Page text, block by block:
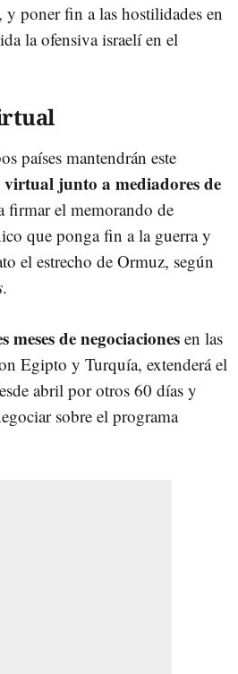
poner fin a las hostilidades en
la ofensiva israelí en el
países mantendrán este
junto a mediadores de
firmar el memorando de
que ponga fin a la guerra y
el estrecho de Ormuz, según
.
meses de negociacionesen las
Egipto y Turquía, extenderá el
abril por otros 60 días y
sobre el programa